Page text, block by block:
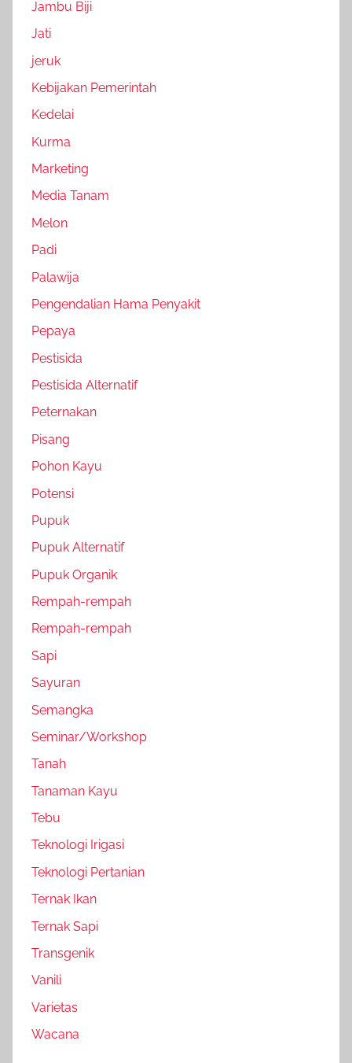
Jambu Biji
Jati
jeruk
Kebijakan Pemerintah
Kedelai
Kurma
Marketing
Media Tanam
Melon
Padi
Palawija
Pengendalian Hama Penyakit
Pepaya
Pestisida
Pestisida Alternatif
Peternakan
Pisang
Pohon Kayu
Potensi
Pupuk
Pupuk Alternatif
Pupuk Organik
Rempah-rempah
Rempah-rempah
Sapi
Sayuran
Semangka
Seminar/Workshop
Tanah
Tanaman Kayu
Tebu
Teknologi Irigasi
Teknologi Pertanian
Ternak Ikan
Ternak Sapi
Transgenik
Vanili
Varietas
Wacana